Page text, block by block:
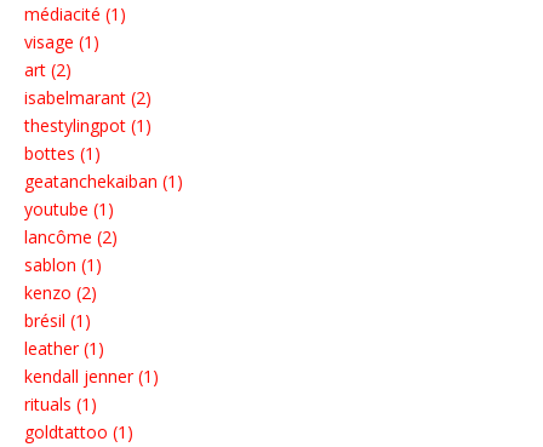
médiacité (1)
visage (1)
art (2)
isabelmarant (2)
thestylingpot (1)
bottes (1)
geatanchekaiban (1)
youtube (1)
lancôme (2)
sablon (1)
kenzo (2)
brésil (1)
leather (1)
kendall jenner (1)
rituals (1)
goldtattoo (1)